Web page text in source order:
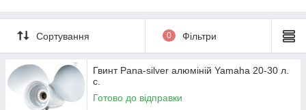
Сортування 0 Фільтри
Гвинт Pana-silver алюміній Yamaha 20-30 л.
с.
Готово до відправки